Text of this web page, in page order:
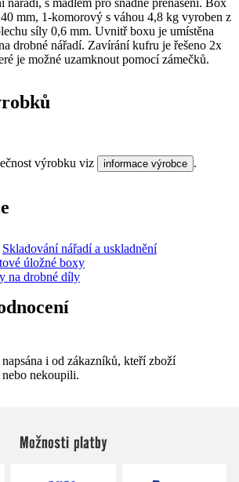
nářadí, s madlem pro snadné přenášení. Box
mm, 1-komorový s váhou 4,8 kg vyroben z
síly 0,6 mm. Uvnitř boxu je umístěna
drobné nářadí. Zavírání kufru je řešeno 2x
je možné uzamknout pomocí zámečků.
výrobku viz informace výrobce .
Skladování nářadí a uskladnění
úložné boxy
na drobné díly
i od zákazníků, kteří zboží
nekoupili.
Možnosti platby